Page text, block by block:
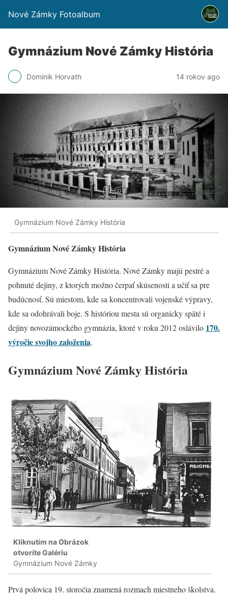
Nové Zámky Fotoalbum
Gymnázium Nové Zámky História
Dominik Horvath 14 rokov ago
Gymnázium Nové Zámky História
Gymnázium Nové Zámky História
Gymnázium Nové Zámky História. Nové Zámky majú pestré a
pohnuté dejiny, z ktorých možno čerpať skúsenosti a učiť sa pre
budúcnosť. Sú miestom, kde sa koncentrovali vojenské výpravy,
kde sa odohrávali boje. S históriou mesta sú organicky späté i
dejiny novozámockého gymnázia, ktoré v roku 2012 oslávilo 170.
výročie svojho založenia.
Gymnázium Nové Zámky História
Kliknutím na Obrázok
otvoríte Galériu
Gymnázium Nové Zámky
Prvá polovica 19. storočia znamená rozmach miestneho školstva.